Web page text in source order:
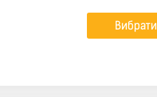
Вибрати